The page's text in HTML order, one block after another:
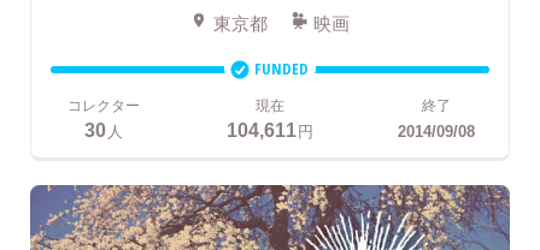
東京都 映画
FUNDED
コレクター
30 人
現在
104,611円
終了
2014/09/08